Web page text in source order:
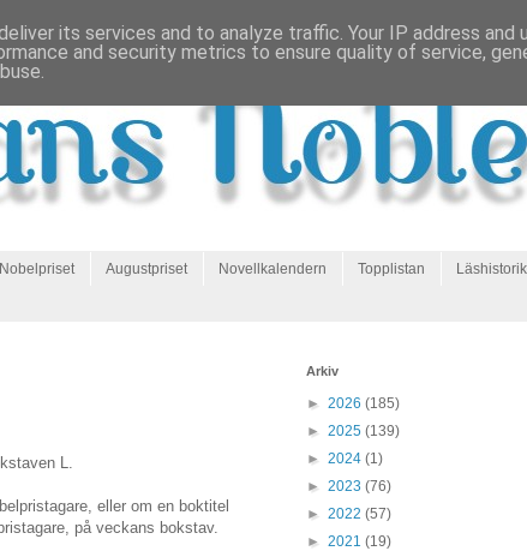
Nobelpriset Augustpriset Novellkalendern Topplistan Läshistorik
L.
eller om en boktitel
på veckans bokstav.
Arkiv
► 2026 (185)
► 2025 (139)
► 2024 (1)
► 2023 (76)
► 2022 (57)
► 2021 (19)
its services and to analyze traffic. Your IP address and
and security metrics to ensure quality of service,